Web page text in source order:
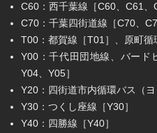
C60：西千葉線［C60、C61、
C70：千葉四街道線［C70、
T00：都賀線［T01］、原町循
Y00：千代田団地線、バード
Y04、Y05］
Y20：四街道市内循環バス（ヨ
Y30：つくし座線［Y30］
Y40：四勝線［Y40］